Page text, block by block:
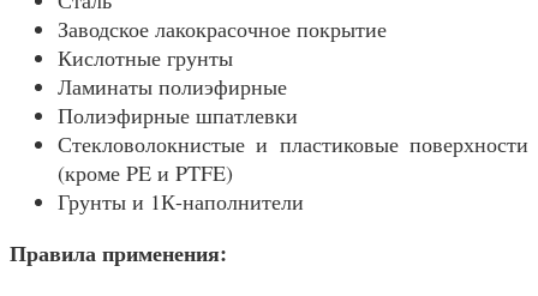
Заводское лакокрасочное покрытие
Кислотные грунты
Ламинаты полиэфирные
Полиэфирные шпатлевки
Стекловолокнистые и пластиковые поверхности
(кроме PE и PTFE)
Грунты и 1К-наполнители
Правила применения: